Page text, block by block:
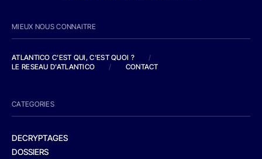
MIEUX NOUS CONNAITRE
ATLANTICO C'EST QUI, C'EST QUOI ?
/
LE RESEAU D'ATLANTICO
/ CONTACT
CATEGORIES
DECRYPTAGES
DOSSIERS